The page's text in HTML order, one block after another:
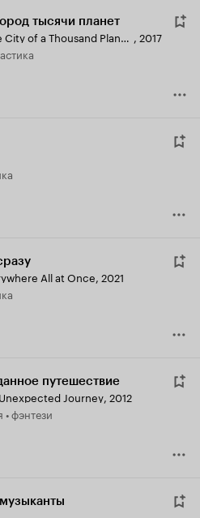
тысячи планет
Valerian and the City of a Thousand Planets , 2017
All at Once, 2021
путешествие
Journey, 2012
• фэнтези